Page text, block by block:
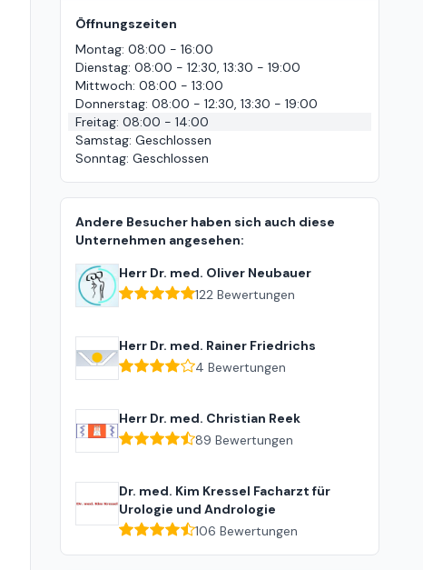
Öffnungszeiten
Montag: 08:00 - 16:00
Dienstag: 08:00 - 12:30, 13:30 - 19:00
Mittwoch: 08:00 - 13:00
Donnerstag: 08:00 - 12:30, 13:30 - 19:00
Freitag: 08:00 - 14:00
Samstag: Geschlossen
Sonntag: Geschlossen
Andere Besucher haben sich auch diese
Unternehmen angesehen:
Herr Dr. med. Oliver Neubauer
122 Bewertungen
Herr Dr. med. Rainer Friedrichs
4 Bewertungen
Herr Dr. med. Christian Reek
89 Bewertungen
Dr. med. Kim Kressel Facharzt für
Urologie und Andrologie
106 Bewertungen